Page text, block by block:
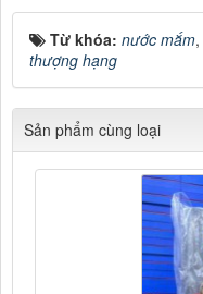
Từ khóa: nước mắm,
thượng hạng
Sản phẩm cùng loại